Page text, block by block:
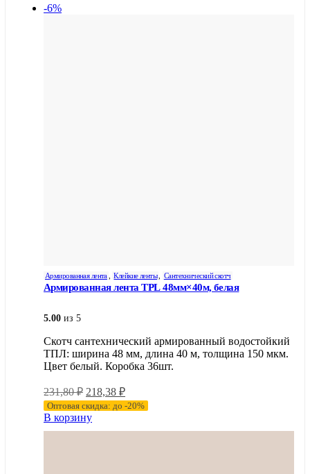
-6%
Армированная лента, Клейкие ленты, Сантехнический скотч
Армированная лента TPL 48мм×40м, белая
5.00 из 5
Скотч сантехнический армированный водостойкий
ТПЛ: ширина 48 мм, длина 40 м, толщина 150 мкм.
Цвет белый. Коробка 36шт.
231,80₽ Первоначальная
цена
составляла
231,80 ₽.
218,38 ₽Текущая
цена:
Оптовая скидка: до -20%
В корзину